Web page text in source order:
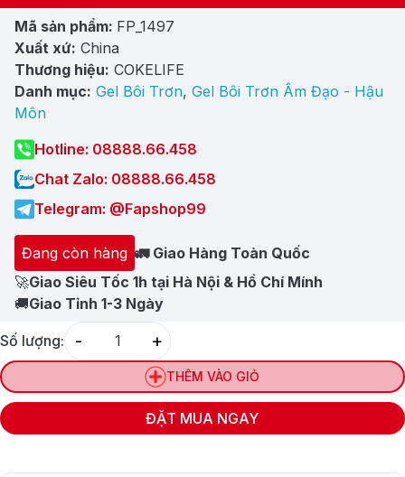
Mã sản phẩm: FP_1497
Xuất xứ: China
Thương hiệu: COKELIFE
Danh mục: Gel Bôi Trơn, Gel Bôi Trơn Âm Đạo - Hậu
Môn
Hotline: 08888.66.458
Chat Zalo: 08888.66.458
Telegram: @Fapshop99
Đang còn hàng 🚛 Giao Hàng Toàn Quốc
🚀Giao Siêu Tốc 1h tại Hà Nội & Hồ Chí Mính
🚚Giao Tỉnh 1-3 Ngày
Số lượng:
Quantity
- +
THÊM VÀO GIỎ
ĐẶT MUA NGAY